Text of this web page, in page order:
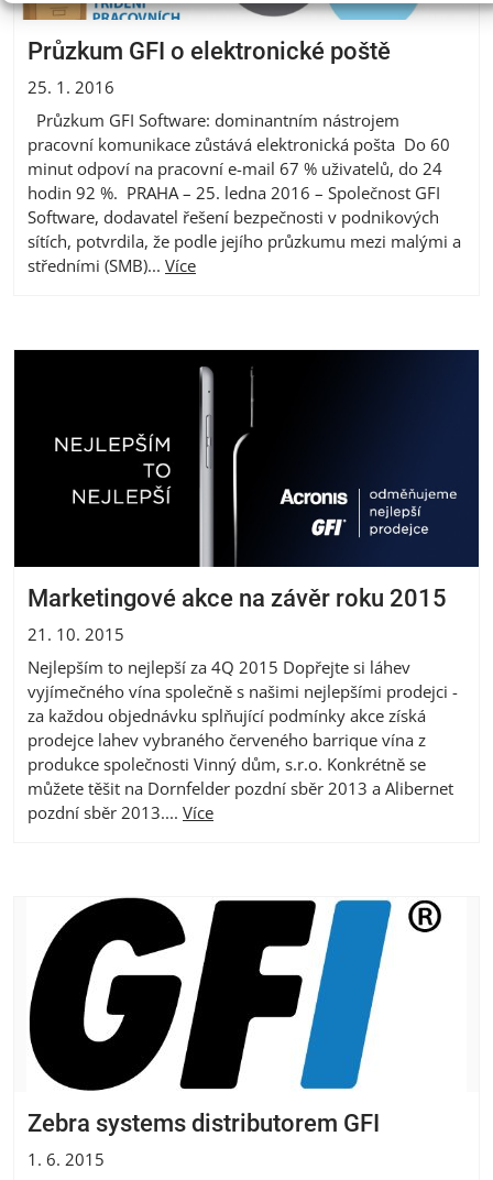
Průzkum GFI o elektronické poště
25. 1. 2016
Průzkum GFI Software: dominantním nástrojem
pracovní komunikace zůstává elektronická pošta Do 60
minut odpoví na pracovní e-mail 67 % uživatelů, do 24
hodin 92 %. PRAHA – 25. ledna 2016 – Společnost GFI
Software, dodavatel řešení bezpečnosti v podnikových
sítích, potvrdila, že podle jejího průzkumu mezi malými a
středními (SMB)... Více
Marketingové akce na závěr roku 2015
21. 10. 2015
Nejlepším to nejlepší za 4Q 2015 Dopřejte si láhev
vyjímečného vína společně s našimi nejlepšími prodejci -
za každou objednávku splňující podmínky akce získá
prodejce lahev vybraného červeného barrique vína z
produkce společnosti Vinný dům, s.r.o. Konkrétně se
můžete těšit na Dornfelder pozdní sběr 2013 a Alibernet
pozdní sběr 2013.... Více
Zebra systems distributorem GFI
1. 6. 2015